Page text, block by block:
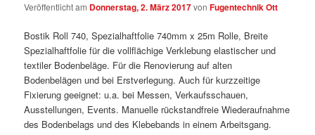
Veröffentlicht am Donnerstag, 2. März 2017vonFugentechnik Ott
Bostik Roll 740, Spezialhaftfolie 740mm x 25m Rolle, Breite
Spezialhaftfolie für die vollflächige Verklebung elastischer und
textiler Bodenbeläge. Für die Renovierung auf alten
Bodenbelägen und bei Erstverlegung. Auch für kurzzeitige
Fixierung geeignet: u.a. bei Messen, Verkaufsschauen,
Ausstellungen, Events. Manuelle rückstandfreie Wiederaufnahme
des Bodenbelags und des Klebebands in einem Arbeitsgang.